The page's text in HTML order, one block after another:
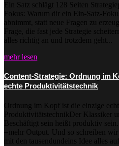
Ein Satz schlägt 128 Seiten
Fokus: Warum dir ein Ein-Satz-
abnimmt, statt neue Fragen zu
Frage, die fast jede Strategie
alles richtig an und trotzdem geht...
mehr lesen
Content-Strategie: Ordnung im
echte Produktivitätstechnik
Ordnung im Kopf ist die einzige
ProduktivitätstechnikDer Klassiker
Beschäftigt sein heißt produktiv
=mehr Output. Und so schreiben
mit den tausendundeins Idee alles